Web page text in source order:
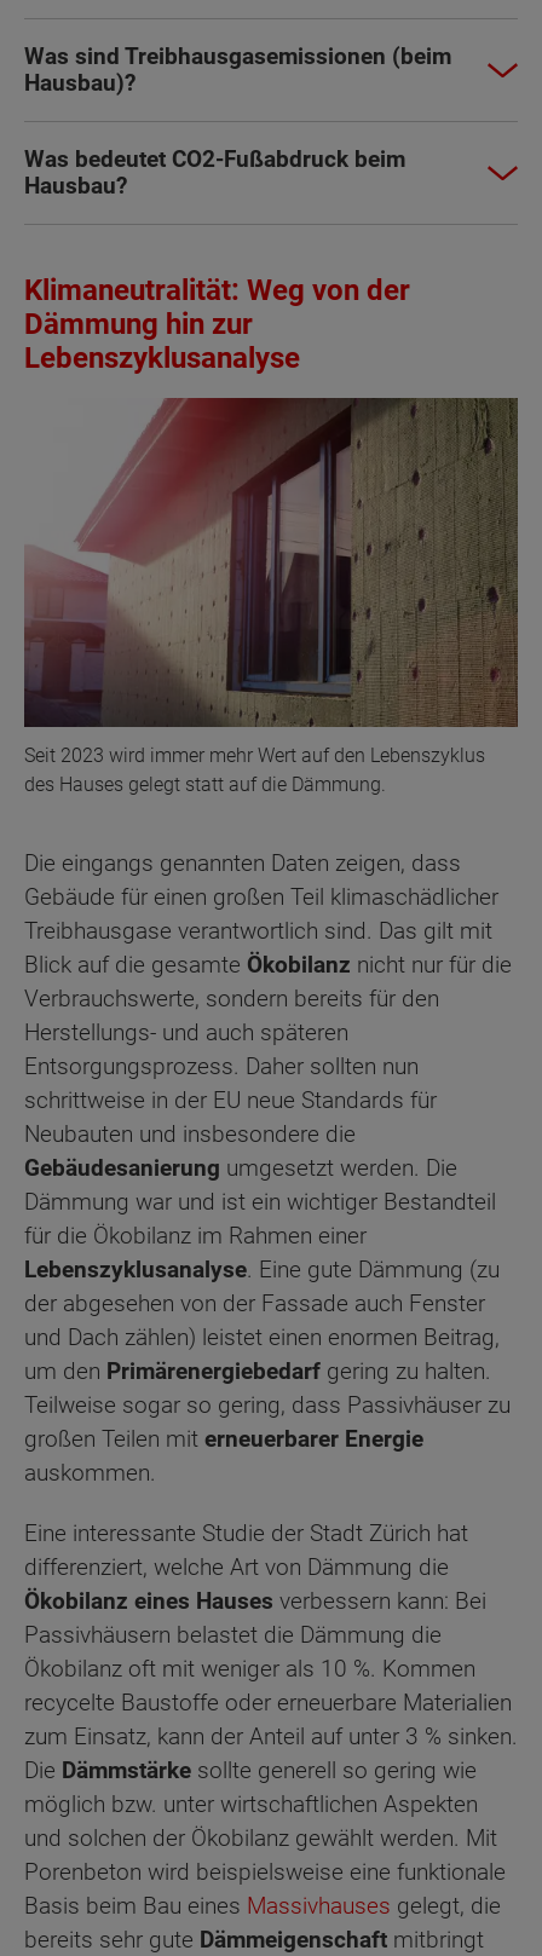
Was sind Treibhausgasemissionen (beim
Hausbau)?
Was bedeutet CO2-Fußabdruck beim
Hausbau?
Klimaneutralität: Weg von der
Dämmung hin zur
Lebenszyklusanalyse
Seit 2023 wird immer mehr Wert auf den Lebenszyklus
des Hauses gelegt statt auf die Dämmung.
Die eingangs genannten Daten zeigen, dass
Gebäude für einen großen Teil klimaschädlicher
Treibhausgase verantwortlich sind. Das gilt mit
Blick auf die gesamte Ökobilanz nicht nur für die
Verbrauchswerte, sondern bereits für den
Herstellungs- und auch späteren
Entsorgungsprozess. Daher sollten nun
schrittweise in der EU neue Standards für
Neubauten und insbesondere die
Gebäudesanierung umgesetzt werden. Die
Dämmung war und ist ein wichtiger Bestandteil
für die Ökobilanz im Rahmen einer
Lebenszyklusanalyse. Eine gute Dämmung (zu
der abgesehen von der Fassade auch Fenster
und Dach zählen) leistet einen enormen Beitrag,
um den Primärenergiebedarf gering zu halten.
Teilweise sogar so gering, dass Passivhäuser zu
großen Teilen mit erneuerbarer Energie
auskommen.
Eine interessante Studie der Stadt Zürich hat
differenziert, welche Art von Dämmung die
Ökobilanz eines Hauses verbessern kann: Bei
Passivhäusern belastet die Dämmung die
Ökobilanz oft mit weniger als 10 %. Kommen
recycelte Baustoffe oder erneuerbare Materialien
zum Einsatz, kann der Anteil auf unter 3 % sinken.
Die Dämmstärke sollte generell so gering wie
möglich bzw. unter wirtschaftlichen Aspekten
und solchen der Ökobilanz gewählt werden. Mit
Porenbeton wird beispielsweise eine funktionale
Basis beim Bau eines Massivhauses gelegt, die
bereits sehr gute Dämmeigenschaft mitbringt